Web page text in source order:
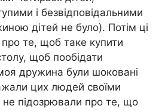
і безвідповідальними
дітей не було). Потім ці
те, щоб таке купити
щоб пообідати
дружина були шоковані
цих людей своїми
не підозрювали про те, що